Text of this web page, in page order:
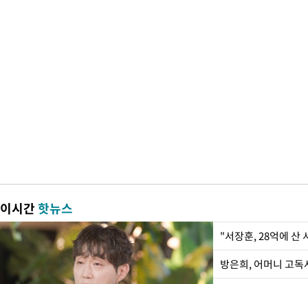
이시간핫뉴스
"서장훈, 28억에 산
방은희, 어머니 고